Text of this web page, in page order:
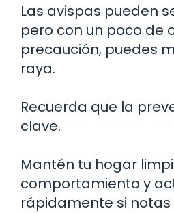
Las avispas pueden
pero con un poco de
precaución, puedes
raya.
Recuerda que la
clave.
Mantén tu hogar
comportamiento y
rápidamente si